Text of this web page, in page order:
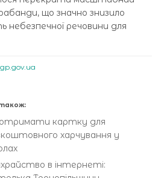
що значно знизило
небезпечної речовини для
картку для
харчування у
в інтернеті: